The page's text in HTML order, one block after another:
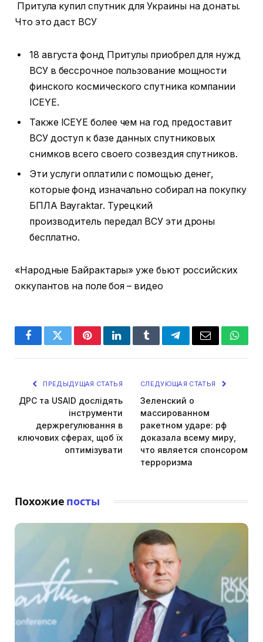
Притула купил спутник для Украины на донаты.
Что это даст ВСУ
18 августа фонд Притулы приобрел для нужд
ВСУ в бессрочное пользование мощности
финского космического спутника компании
ICEYE.
Также ICEYE более чем на год предоставит
ВСУ доступ к базе данных спутниковых
снимков всего своего созвездия спутников.
Эти услуги оплатили с помощью денег,
которые фонд изначально собирал на покупку
БПЛА Bayraktar. Турецкий
производитель передал ВСУ эти дроны
бесплатно.
«Народные Байрактары» уже бьют российских
оккупантов на поле боя – видео
FacebookTwitterPinterestLinkedInTumblrTelegramEmail
ПРЕДЫДУЩАЯ СТАТЬЯ
ДРС та USAID дослідять
інструменти
держрегулювання в
ключових сферах, щоб їх
оптимізувати
СЛЕДУЮЩАЯ СТАТЬЯ
Зеленский о
массированном
ракетном ударе: рф
доказала всему миру,
что является спонсором
терроризма
Похожие посты